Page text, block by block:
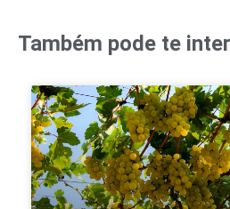
Também pode te